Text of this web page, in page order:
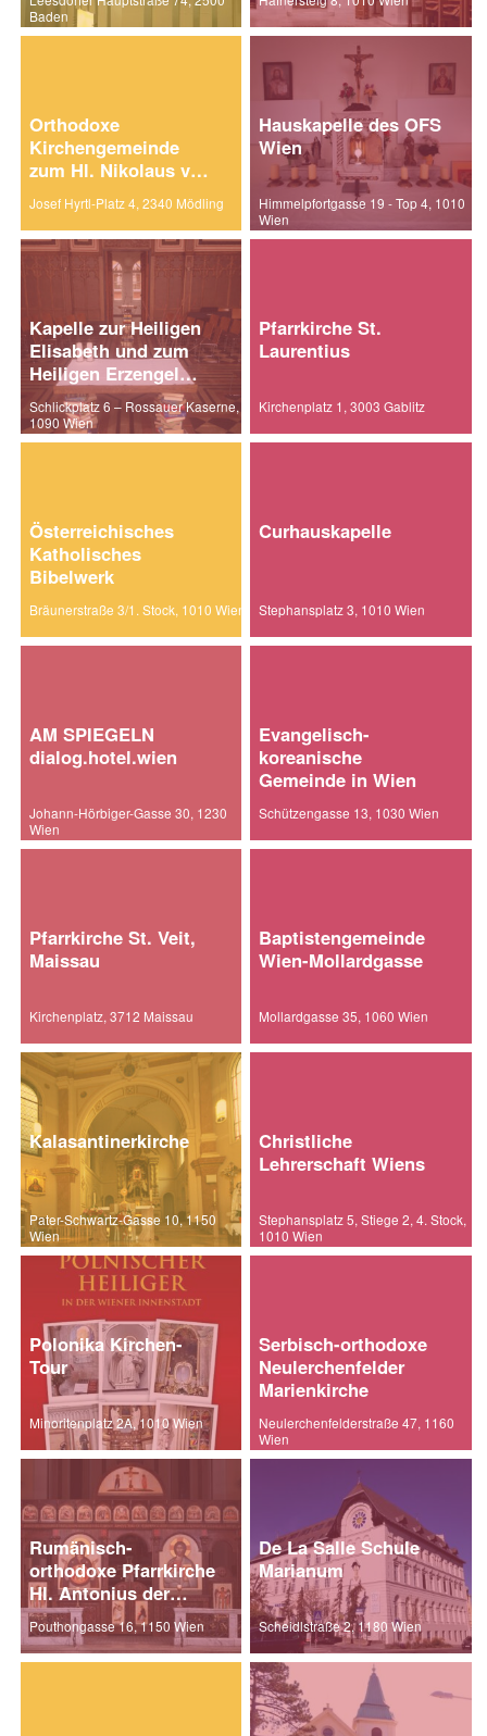
Baden
Orthodoxe
Kirchengemeinde
zum Hl. Nikolaus von
Myra
Josef Hyrtl-Platz 4, 2340 Mödling
Hauskapelle des OFS
Wien
Himmelpfortgasse 19 - Top 4, 1010
Wien
Kapelle zur Heiligen
Elisabeth und zum
Heiligen Erzengel
Michael
Schlickplatz 6 – Rossauer Kaserne,
1090 Wien
Pfarrkirche St.
Laurentius
Kirchenplatz 1, 3003 Gablitz
Österreichisches
Katholisches
Bibelwerk
Bräunerstraße 3/1. Stock, 1010 Wien
Curhauskapelle
Stephansplatz 3, 1010 Wien
AM SPIEGELN
dialog.hotel.wien
Johann-Hörbiger-Gasse 30, 1230
Wien
Evangelisch-
koreanische
Gemeinde in Wien
Schützengasse 13, 1030 Wien
Pfarrkirche St. Veit,
Maissau
Kirchenplatz, 3712 Maissau
Baptistengemeinde
Wien-Mollardgasse
Mollardgasse 35, 1060 Wien
Kalasantinerkirche
Pater-Schwartz-Gasse 10, 1150
Wien
Christliche
Lehrerschaft Wiens
Stephansplatz 5, Stiege 2, 4. Stock,
1010 Wien
Polonika Kirchen-
Tour
Minoritenplatz 2A, 1010 Wien
Serbisch-orthodoxe
Neulerchenfelder
Marienkirche
Neulerchenfelderstraße 47, 1160
Wien
Rumänisch-
orthodoxe Pfarrkirche
Hl. Antonius der
Große
Pouthongasse 16, 1150 Wien
De La Salle Schule
Marianum
Scheidlstraße 2, 1180 Wien